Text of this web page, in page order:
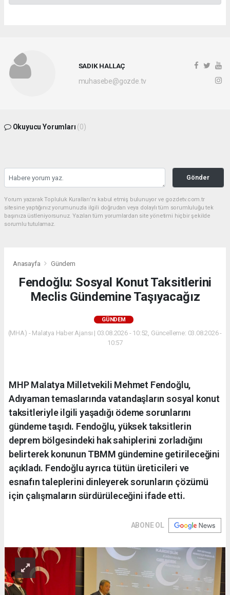
SADIK HALLAÇ
muhasebe@gozde.tv
Okuyucu Yorumları (0)
Gönder
Yorum yazarak Topluluk Kuralları’nı kabul etmiş bulunuyor ve gozdetv.com.tr
sitesine yaptığınız yorumunuzla ilgili doğrudan veya dolaylı tüm sorumluluğu tek
başınıza üstleniyorsunuz. Yazılan tüm yorumlardan site yönetimi hiçbir şekilde
sorumlu tutulamaz.
Anasayfa Gündem
Fendoğlu: Sosyal Konut Taksitlerini
Meclis Gündemine Taşıyacağız
GÜNDEM
(MHA) - Malatya Haber Ajansı | 03.08.2026 - 10:52, Güncelleme: 03.08.2026 -
10:57
MHP Malatya Milletvekili Mehmet Fendoğlu,
Adıyaman temaslarında vatandaşların sosyal konut
taksitleriyle ilgili yaşadığı ödeme sorunlarını
gündeme taşıdı. Fendoğlu, yüksek taksitlerin
deprem bölgesindeki hak sahiplerini zorladığını
belirterek konunun TBMM gündemine getirileceğini
açıkladı. Fendoğlu ayrıca tütün üreticileri ve
esnafın taleplerini dinleyerek sorunların çözümü
için çalışmaların sürdürüleceğini ifade etti.
ABONE OL